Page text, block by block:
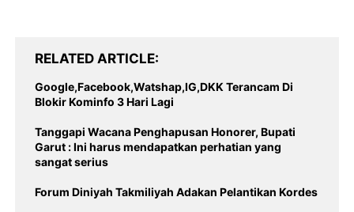
RELATED ARTICLE
Google,Facebook,Watshap,IG,DKK Terancam Di
Blokir Kominfo 3 Hari Lagi
Tanggapi Wacana Penghapusan Honorer, Bupati
Garut : Ini harus mendapatkan perhatian yang
sangat serius
Forum Diniyah Takmiliyah Adakan Pelantikan Kordes